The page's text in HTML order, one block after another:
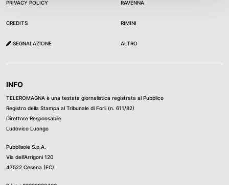
chiusura della seduta e ha tentato di proseguire i lavori.
La battaglia sull'Autonomia differenziata è solo all'inizio,
Consigli regionali è possibile richiedere il referendum
PRIVACY POLICY
CREDITS
SEGNALAZIONE
RAVENNA
RIMINI
ALTRO
INFO
TELEROMAGNA è una testata giornalistica registrata al Pubblico
Registro della Stampa al Tribunale di Forli (n. 611/82)
Direttore Responsabile
Ludovico Luongo
Pubblisole S.p.A.
Via dell’Arrigoni 120
47522 Cesena (FC)